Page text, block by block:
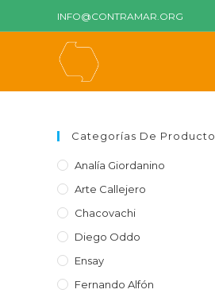
al
INFO@CONTRAMAR.ORG
Categorías De Producto
Analía Giordanino
Arte Callejero
Chacovachi
Diego Oddo
Ensay
Fernando Alfón